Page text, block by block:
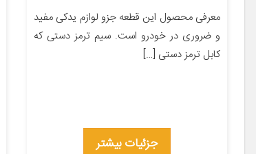
معرفی محصول این قطعه جزو لوازم یدکی مفید
و ضروری در خودرو است. سیم ترمز دستی که
کابل ترمز دستی […]
جزئیات بیشتر